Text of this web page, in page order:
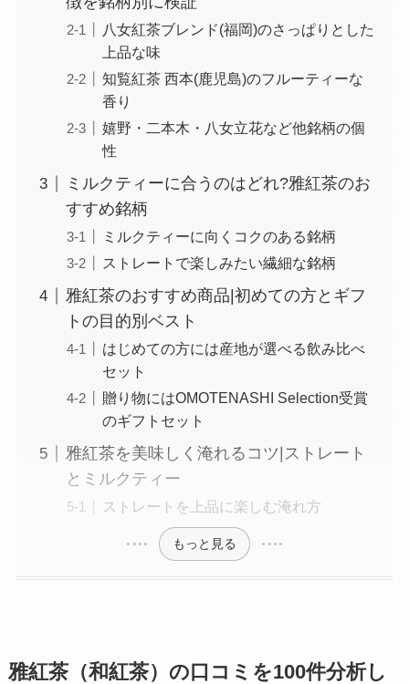
八女紅茶ブレンド(福岡)のさっぱりとした
上品な味
知覧紅茶 西本(鹿児島)のフルーティーな
香り
嬉野・二本木・八女立花など他銘柄の個
性
ミルクティーに合うのはどれ?雅紅茶のお
すすめ銘柄
ミルクティーに向くコクのある銘柄
ストレートで楽しみたい繊細な銘柄
雅紅茶のおすすめ商品|初めての方とギフ
トの目的別ベスト
はじめての方には産地が選べる飲み比べ
セット
贈り物にはOMOTENASHI Selection受賞
のギフトセット
雅紅茶を美味しく淹れるコツ|ストレート
とミルクティー
ストレートを上品に楽しむ淹れ方
もっと見る
雅紅茶（和紅茶）の口コミを100件分析し